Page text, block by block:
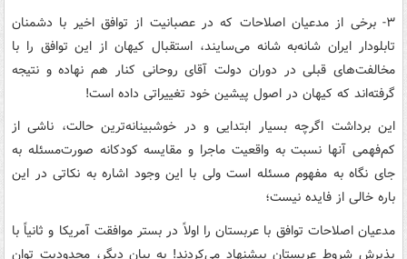
۳- برخی از مدعیان اصلاحات که در عصبانیت از توافق اخیر با دشمنان
تابلودار ایران شانه‌به‌ شانه می‌سایند، استقبال کیهان از این توافق را با
مخالفت‌های قبلی در دوران دولت آقای روحانی کنار هم نهاده و نتیجه
گرفته‌اند که کیهان در اصول پیشین خود تغییراتی داده است!
این برداشت اگرچه بسیار ابتدایی و در خوشبینانه‌ترین حالت، ناشی از
کم‌فهمی آنها نسبت به واقعیت ماجرا و مقایسه کودکانه صورت‌مسئله به
جای نگاه به مفهوم مسئله است ولی با این وجود اشاره به نکاتی در این
باره خالی از فایده نیست؛
مدعیان اصلاحات توافق با عربستان را اولاً در بستر موافقت آمریکا و ثانیاً با
پذیرش شروط عربستان پیشنهاد می‌کردند! به بیان دیگر، محدودیت توان